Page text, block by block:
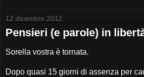
12 dicembre 2012
Pensieri (e parole) in
Sorella vostra è tornata.
Dopo quasi 15 giorni di assenza per